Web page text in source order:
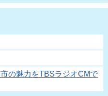
の魅力をTBSラジオCMで